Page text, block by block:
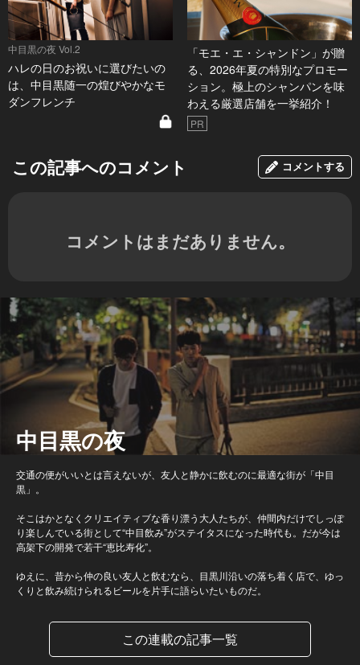
中目黒の夜 Vol.2
ハレの日のお祝いに選びたいの
は、中目黒随一の煌びやかなモ
ダンフレンチ
「モエ・エ・シャンドン」が贈
る、2026年夏の特別なプロモー
ション。極上のシャンパンを味
わえる厳選店舗を一挙紹介！
PR
この記事へのコメント コメントする
コメントはまだありません。
中目黒の夜
交通の便がいいとは言えないが、友人と静かに飲むのに最適な街が「中目
黒」。
そこはかとなくクリエイティブな香り漂う大人たちが、仲間内だけでしっぽ
り楽しんでいる街として“中目飲み”がステイタスになった時代も。だが今は
高架下の開発で若干“恵比寿化”。
ゆえに、昔から仲の良い友人と飲むなら、目黒川沿いの落ち着く店で、ゆっ
くりと飲み続けられるビールを片手に語らいたいものだ。
この連載の記事一覧